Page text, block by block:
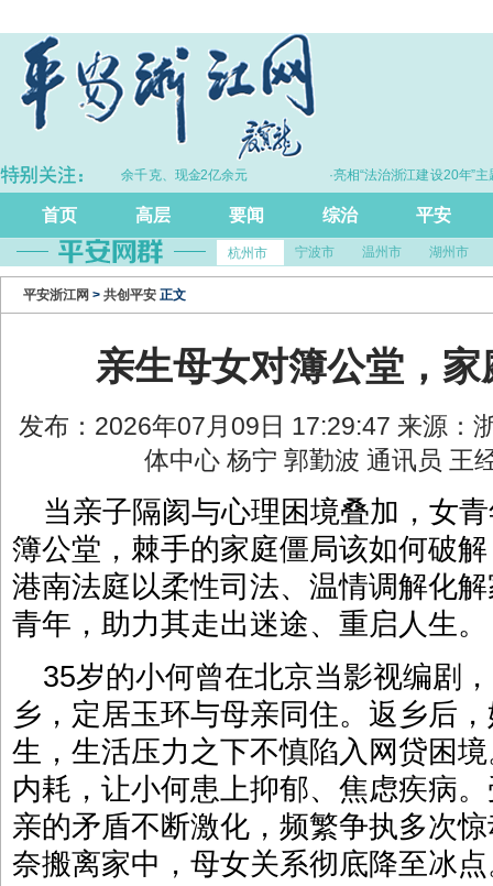
·拦截黄金30余千克、现金2亿余元
·亮相“法治浙江建设20年”主题
首页 高层 要闻 综治 平安
杭州市 宁波市 温州市 湖州市
平安浙江网 > 共创平安 正文
亲生母女对簿公堂，
发布：2026年07月09日 17:29:47 来源：
体中心 杨宁 郭勤波 通讯员
当亲子隔阂与心理困境叠加，女
簿公堂，棘手的家庭僵局该如何破
港南法庭以柔性司法、温情调解化
青年，助力其走出迷途、重启人生。
35岁的小何曾在北京当影视编剧
乡，定居玉环与母亲同住。返乡后
生，生活压力之下不慎陷入网贷困
内耗，让小何患上抑郁、焦虑疾病
亲的矛盾不断激化，频繁争执多次
奈搬离家中，母女关系彻底降至冰